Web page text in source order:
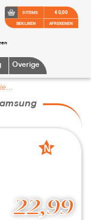
Overige
0 ITEMS
BEKIJKEN
€ 0,00
AFREKENEN
Vervangende Afstandsbediening Samsung
22,99
N